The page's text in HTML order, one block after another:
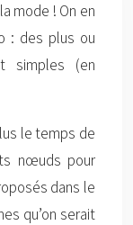
mode ! On en
: des plus ou
simples (en
le temps de
nœuds pour
dans le
qu’on serait